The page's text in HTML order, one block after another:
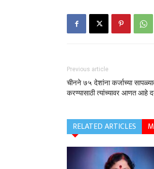
Previous article
चीनने ७५ देशांना कर्जाच्या
करण्यासाठी त्यांच्यावर आणत आहे
RELATED ARTICLES